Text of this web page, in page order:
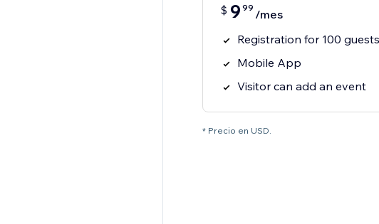
$ 9 99 /mes
Registration for 100
Mobile App
Visitor can add an event
* Precio en USD.